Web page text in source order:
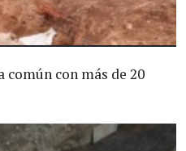
con más de 20